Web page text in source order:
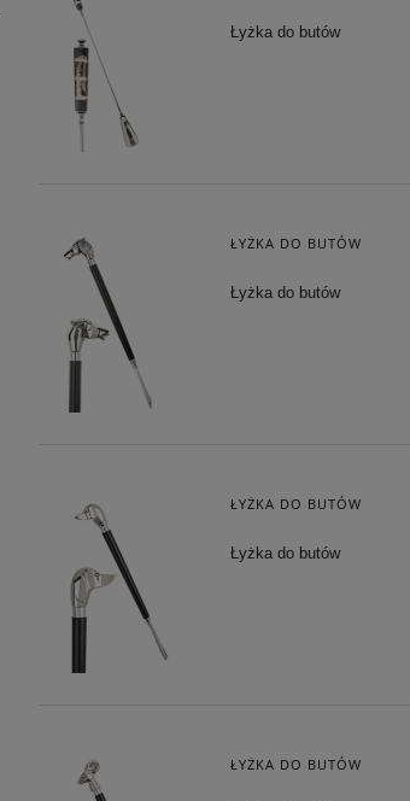
Łyżka do butów
ŁYŻKA DO BUTÓW
Łyżka do butów
ŁYŻKA DO BUTÓW
Łyżka do butów
ŁYŻKA DO BUTÓW